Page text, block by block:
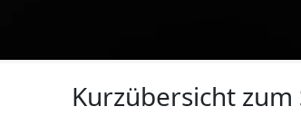
Kurzübersicht zum